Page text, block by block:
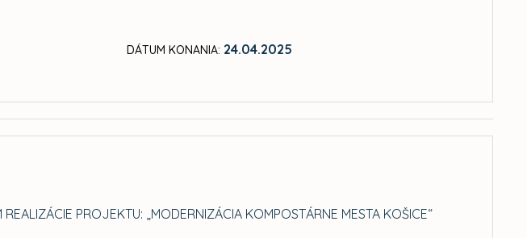
DÁTUM KONANIA: 24.04.2025
PROJEKTU: „MODERNIZÁCIA KOMPOSTÁRNE MESTA KOŠICE“